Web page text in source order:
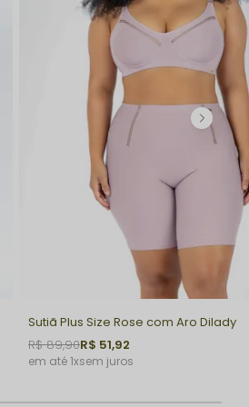
Sutiã Plus Size Rose com Aro Dilady
R$ 89,90R$ 51,92
1xsem juros